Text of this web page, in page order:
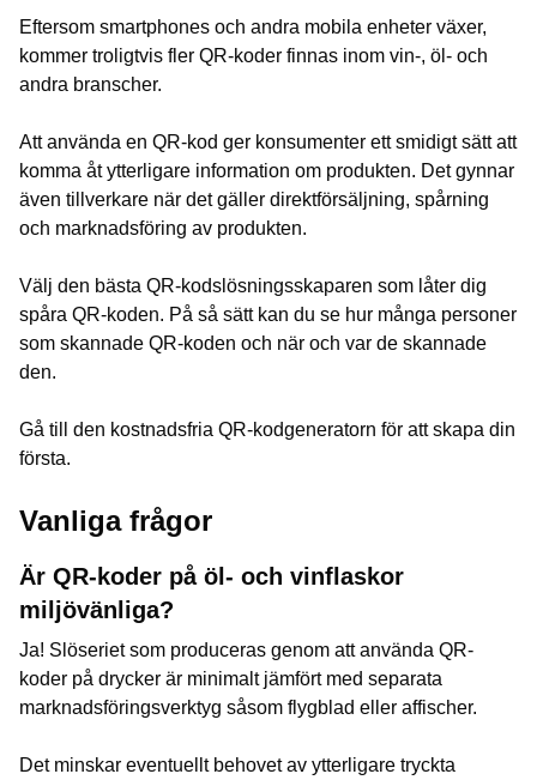
Eftersom smartphones och andra mobila enheter växer,
kommer troligtvis fler QR-koder finnas inom vin-, öl- och
andra branscher.
Att använda en QR-kod ger konsumenter ett smidigt sätt att
komma åt ytterligare information om produkten. Det gynnar
även tillverkare när det gäller direktförsäljning, spårning
och marknadsföring av produkten.
Välj den bästa QR-kodslösningsskaparen som låter dig
spåra QR-koden. På så sätt kan du se hur många personer
som skannade QR-koden och när och var de skannade
den.
Gå till den kostnadsfria QR-kodgeneratorn för att skapa din
första.
Vanliga frågor
Är QR-koder på öl- och vinflaskor
miljövänliga?
Ja! Slöseriet som produceras genom att använda QR-
koder på drycker är minimalt jämfört med separata
marknadsföringsverktyg såsom flygblad eller affischer.
Det minskar eventuellt behovet av ytterligare tryckta